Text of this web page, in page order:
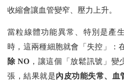
收縮會讓血管變窄、壓力上升。
當粒線體功能異常、特別是產
時，這兩種細胞就會「失控」：
除 NO ，讓這個「放鬆訊號」
張，結果就是內皮功能失常、血